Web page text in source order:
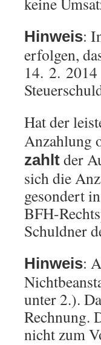
Hinweis:
erfolgen,
14. 2. 2014
Hat der
Anzahlung
zahlt der
sich die
gesondert
BFH-
Schuldner
Hinweis:
unter 2.).
Rechnung.
nicht zum